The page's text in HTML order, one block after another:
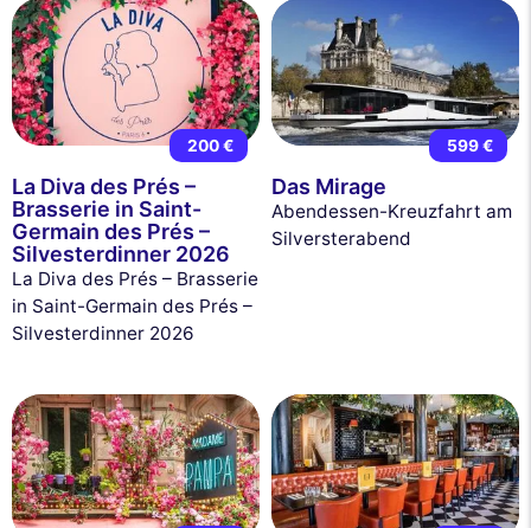
200 €
La Diva des Prés –
Brasserie in Saint-
Germain des Prés –
Silvesterdinner 2026
La Diva des Prés – Brasserie
in Saint-Germain des Prés –
Silvesterdinner 2026
599 €
Das Mirage
Abendessen-Kreuzfahrt am
Silversterabend